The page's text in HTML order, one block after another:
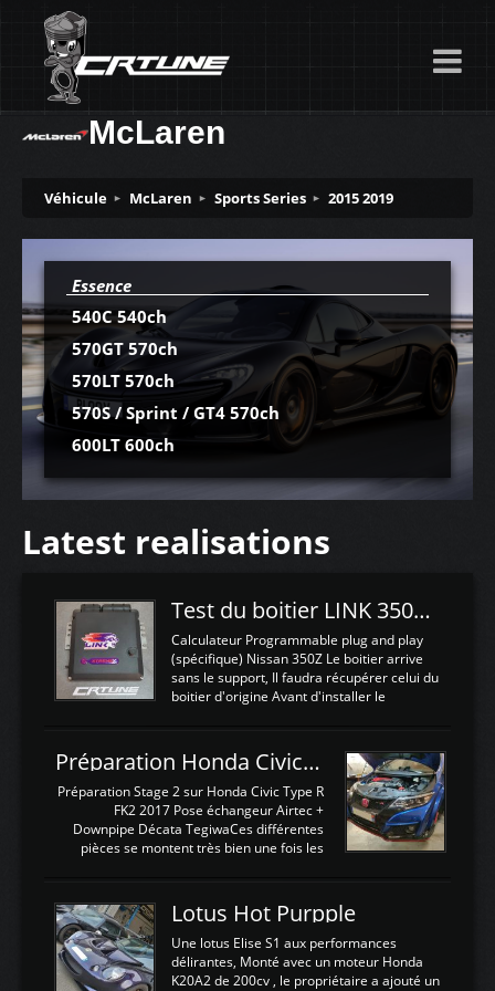
McLaren
Véhicule McLaren Sports Series 2015 2019
Essence
540C 540ch
570GT 570ch
570LT 570ch
570S / Sprint / GT4 570ch
600LT 600ch
Latest realisations
Test du boitier LINK 350Z Plugin ECU
Calculateur Programmable plug and play
(spécifique) Nissan 350Z Le boitier arrive
sans le support, Il faudra récupérer celui du
boitier d'origine Avant d'installer le
d'envoyer l'information de la large bande
dans le boitier. sydney sweeney deepfake
La sortie 0-5V de l'afr sera connectée sur
l'entrée AN Volt 8 et GndAN pour
Analogique, et Volt car l'information est une
tension (Pas une résistance variable d'un
est temps de brancher le ...
Préparation Honda Civic Type R FK2
Préparation Stage 2 sur Honda Civic Type R
FK2 2017 Pose échangeur Airtec +
Downpipe Décata TegiwaCes différentes
pièces se montent très bien une fois les
légere découpe du plastique inferieur,
negénant en rien la structure ou le
fonctionnement du fond plat. Une
reprogrammation Stage 2 est faite sur le
calculateur d'origine. Une alternative
Lotus Hot Purpple
Une lotus Elise S1 aux performances
délirantes, Monté avec un moteur Honda
K20A2 de 200cv , le propriétaire a ajouté un